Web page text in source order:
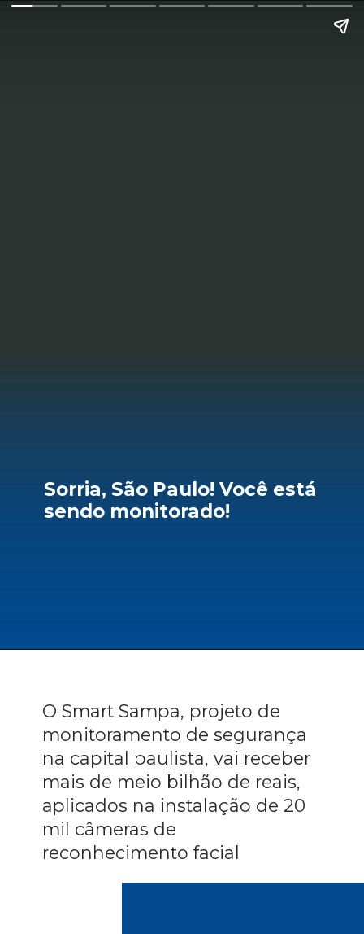
Sorria, São Paulo! Você está
sendo monitorado!
O Smart Sampa, projeto de
monitoramento de segurança
na capital paulista, vai receber
mais de meio bilhão de reais,
aplicados na instalação de 20
mil câmeras de
reconhecimento facial